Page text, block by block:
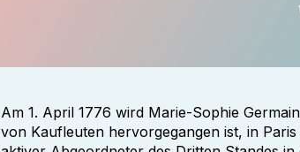
Am 1. April 1776 wird Marie-Sophie
von Kaufleuten hervorgegangen ist, in